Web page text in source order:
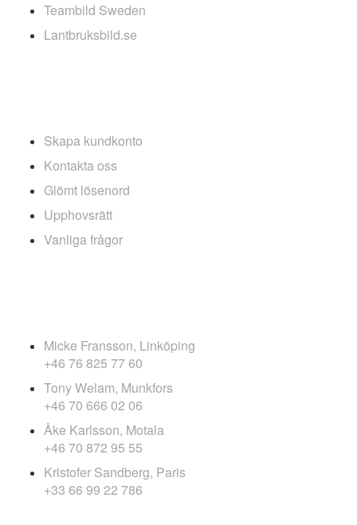
Teambild Sweden
Lantbruksbild.se
Skapa kundkonto
Kontakta oss
Glömt lösenord
Upphovsrätt
Vanliga frågor
Micke Fransson, Linköping
+46 76 825 77 60
Tony Welam, Munkfors
+46 70 666 02 06
Åke Karlsson, Motala
+46 70 872 95 55
Kristofer Sandberg, Paris
+33 66 99 22 786